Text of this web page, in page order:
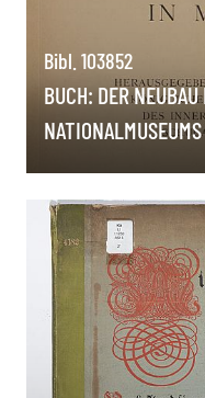
Bibl. 103852
BUCH: DER